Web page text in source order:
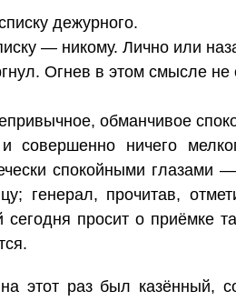
дежурного.
— никому. Лично или
Огнев в этом смысле не
обманчивое
совершенно ничего
спокойными глазами
генерал, прочитав,
сегодня просит о приёмке
этот раз был казённый,